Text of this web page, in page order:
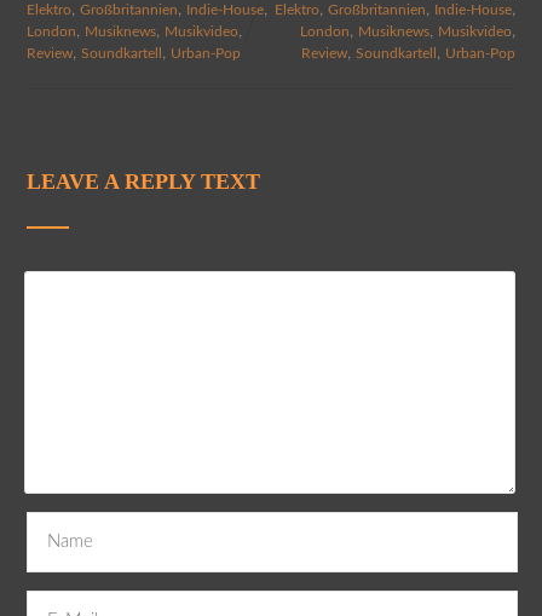
Elektro, Großbritannien Indie-House,
London Musiknews, Musikvideo,
Review, Soundkartell Urban-Pop
Elektro ,Großbritannien Indie-House
London Musiknews Musikvideo
Review ,Soundkartell Urban-Pop
LEAVE A REPLY TEXT